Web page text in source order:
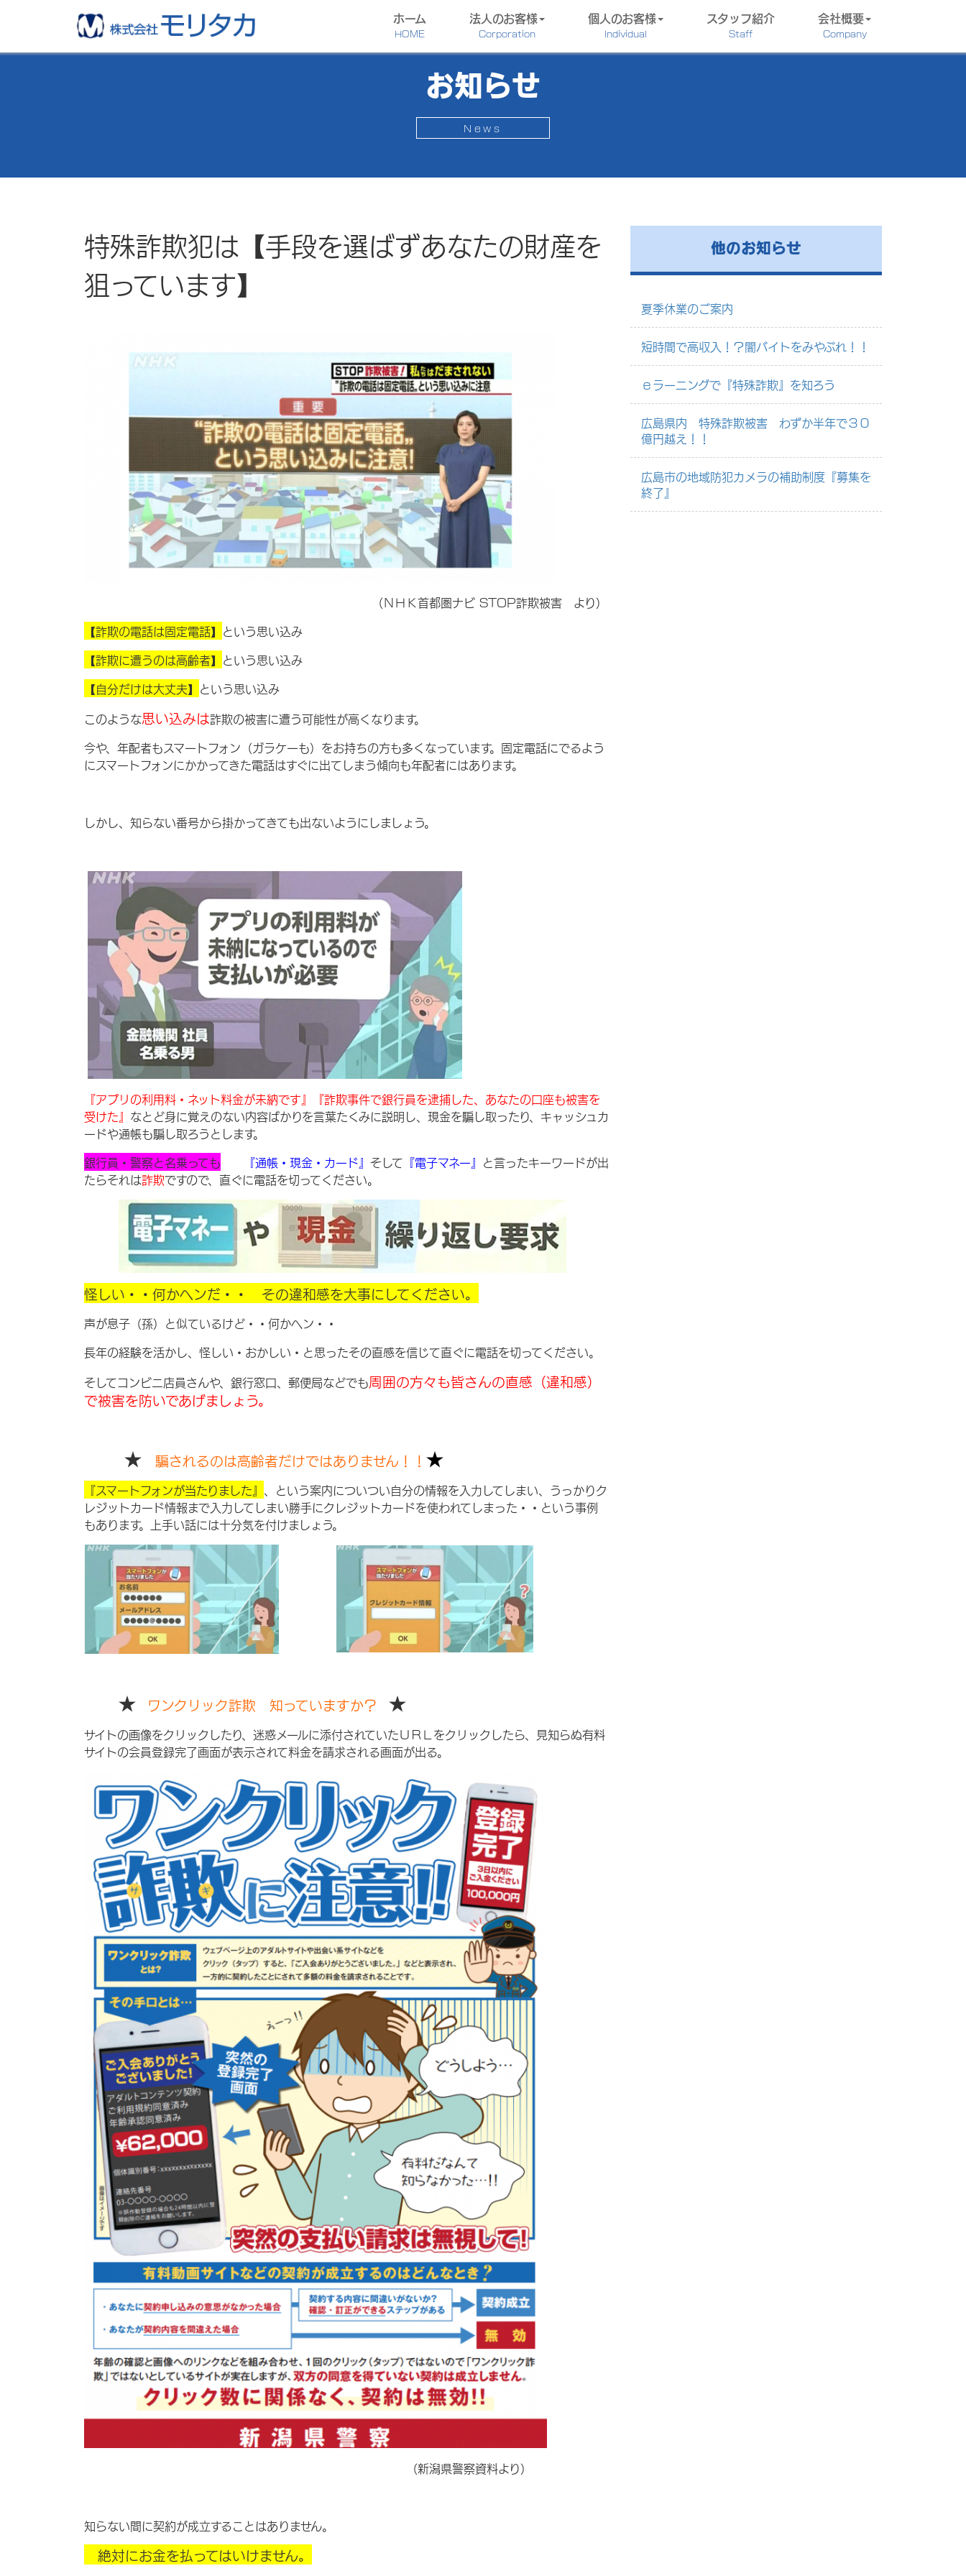
ホーム
HOME
法人のお客様
Corporation
個人のお客様
Individual
スタッフ紹介
Staff
会社概要
Company
お知らせ
News
特殊詐欺犯は【手段を選ばずあなたの財産を
狙っています】
（ＮＨＫ首都圏ナビ STOP詐欺被害 より）
【詐欺の電話は固定電話】 という思い込み
【詐欺に遭うのは高齢者】 という思い込み
【自分だけは大丈夫】 という思い込み
このような思い込みは詐欺の被害に遭う可能性が高くなります。
今や、年配者もスマートフォン（ガラケーも）をお持ちの方も多くなっています。固定電話にでるよう
にスマートフォンにかかってきた電話はすぐに出てしまう傾向も年配者にはあります。
しかし、知らない番号から掛かってきても出ないようにしましょう。
『アプリの利用料・ネット料金が未納です』
『詐欺事件で銀行員を逮捕した、あなたの口座も被害を
受けた』 なとど身に覚えのない内容ばかりを言葉たくみに説明し、現金を騙し取ったり、キャッシュカ
ードや通帳も騙し取ろうとします。
銀行員・警察と名乗っても
『通帳・現金・カード』 そして 『電子マネー』 と言ったキーワードが出
たらそれは詐欺ですので、直ぐに電話を切ってください。
怪しい・・何かヘンだ・・ その違和感を大事にしてください。
声が息子（孫）と似ているけど・・何かヘン・・
長年の経験を活かし、怪しい・おかしい・と思ったその直感を信じて直ぐに電話を切ってください。
そしてコンビニ店員さんや、銀行窓口、郵便局などでも周囲の方々も皆さんの直感（違和感）
で被害を防いであげましょう。
★ 騙されるのは高齢者だけではありません！！ ★
『スマートフォンが当たりました』 、という案内についつい自分の情報を入力してしまい、うっかりク
レジットカード情報まで入力してしまい勝手にクレジットカードを使われてしまった・・という事例
もあります。上手い話には十分気を付けましょう。
★ ワンクリック詐欺 知っていますか？ ★
サイトの画像をクリックしたり、迷惑メールに添付されていたＵＲＬをクリックしたら、見知らぬ有料
サイトの会員登録完了画面が表示されて料金を請求される画面が出る。
（新潟県警察資料より）
知らない間に契約が成立することはありません。
絶対にお金を払ってはいけません。
他のお知らせ
夏季休業のご案内
短時間で高収入！？闇バイトをみやぶれ！！
ｅラーニングで『特殊詐欺』を知ろう
広島県内 特殊詐欺被害 わずか半年で３０
億円越え！！
広島市の地域防犯カメラの補助制度『募集を
終了』